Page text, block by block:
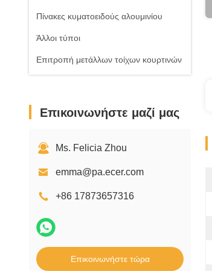
Πίνακες κυματοειδούς αλουμινίου
Άλλοι τύποι
Επιτροπή μετάλλων τοίχων κουρτινών
Επικοινωνήστε μαζί μας
Ms. Felicia Zhou
emma@pa.ecer.com
+86 17873657316
Επικοινωνήστε τώρα